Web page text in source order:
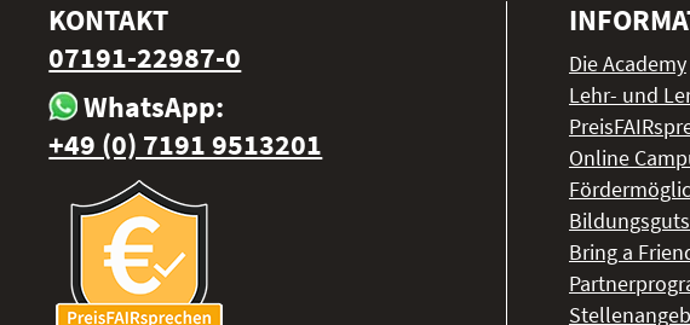
KONTAKT
07191-22987-0
WhatsApp:
+49 (0) 7191 9513201
Die Academy
Lehr- und
Online
Bring a